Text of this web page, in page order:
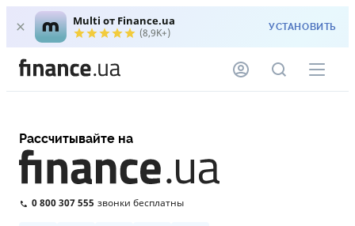
Multi от Finance.ua
(8,9K+) УСТАНОВИТЬ
Рассчитывайте на
0 800 307 555 звонки бесплатны